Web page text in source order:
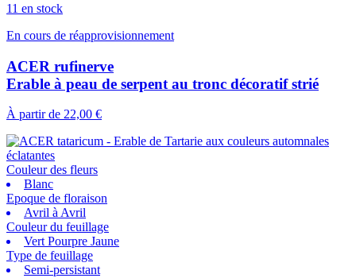
11 en stock
En cours de réapprovisionnement
ACER rufinerve
Erable à peau de serpent au tronc décoratif strié
À partir de 22,00 €
Couleur des fleurs
Blanc
Epoque de floraison
Avril à Avril
Couleur du feuillage
Vert Pourpre Jaune
Type de feuillage
Semi-persistant